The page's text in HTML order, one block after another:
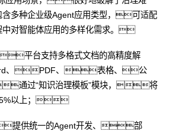
多种企业级Agent应用类型，可适配
中对智能体应用的多样化需求。
平台支持多格式文档的高精度解
、PDF、表格、公
通过“知识治理模板”模块，将
以上；
提供统一的Agent开发、部